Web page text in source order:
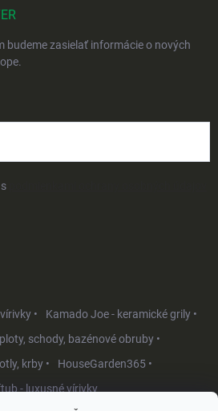
budeme zasielať informácie o nových
•
Kamado Joe - keramické grily •
schody, bazénové obruby •
krby •
HouseGarden365 •
- luxusné vírivky